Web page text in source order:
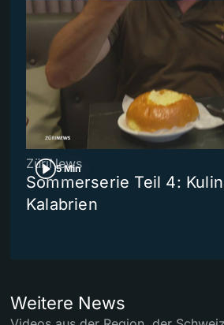
5 Min
ZüriNews
Sommerserie Teil 4:
Kalabrien
Weitere News